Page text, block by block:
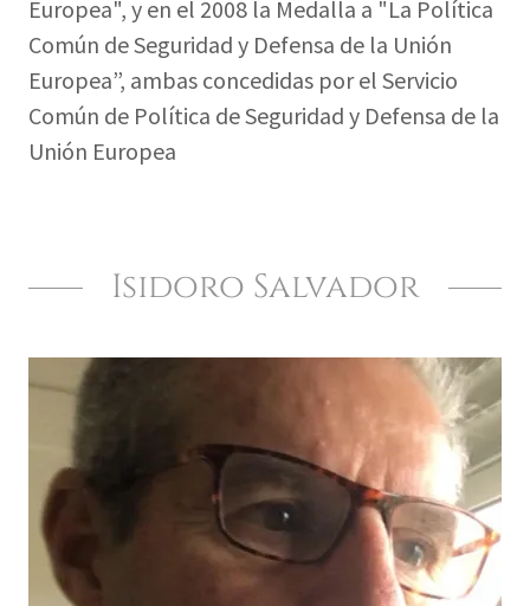
Europea", y en el 2008 la Medalla a "La Política
Común de Seguridad y Defensa de la Unión
Europea”, ambas concedidas por el Servicio
Común de Política de Seguridad y Defensa de la
Unión Europea
Isidoro Salvador